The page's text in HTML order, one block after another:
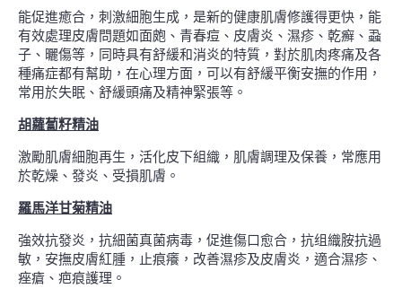
能促進癒合，刺激細胞生成，是新的健康肌膚修護得更快，能
有效處理皮膚問題如面皰、青春痘、皮膚炎、濕疹、乾癬、蝨
子、曬傷等，同時具有舒緩和消炎的特質，對於肌肉疼痛及各
種痛症都有幫助，在心理方面，可以有舒緩平衡安撫的作用，
常用於失眠、舒緩頭痛及精神緊張等。
胡蘿蔔籽精油
激勵肌膚細胞再生，活化皮下組織，肌膚調理及保養，常應用
於乾燥、發炎、受損肌膚。
羅馬洋甘菊精油
強效抗發炎，抗細菌真菌病毒，促進傷口愈合，抗组織胺抗過
敏，安撫皮膚紅腫，止痕癢，改善濕疹及皮膚炎，適合濕疹、
痤瘡、疤痕護理。